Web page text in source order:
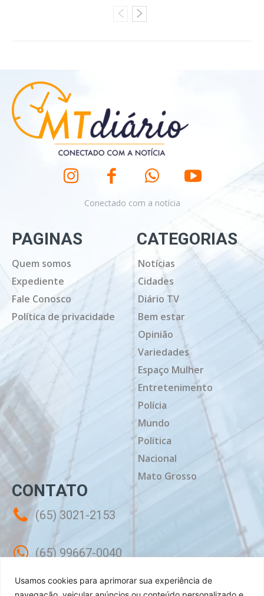
Usamos cookies para aprimorar sua experiência de
Conectado com a notícia
PAGINAS
Quem somos
Expediente
Fale Conosco
Política de privacidade
CATEGORIAS
Notícias
Cidades
Diário TV
Bem estar
Opinião
Variedades
Espaço Mulher
Entretenimento
Polícia
Mundo
Política
Nacional
Mato Grosso
CONTATO
(65) 3021-2153
(65) 99667-0040
contato@mtdiario.com.br